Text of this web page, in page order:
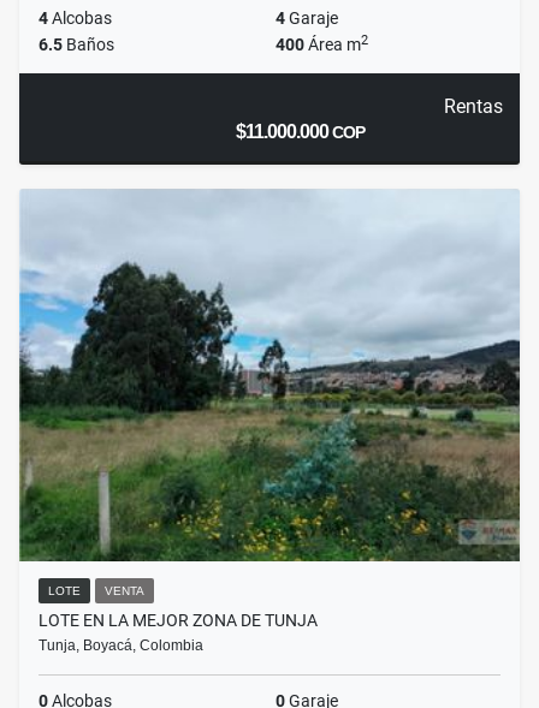
4Alcobas 4Garaje
6.5 Baños 400Área m2
Rentas
$11.000.000COP
LOTE VENTA
LOTE EN LA MEJOR ZONA DE TUNJA
Tunja, Boyacá, Colombia
0Alcobas 0Garaje